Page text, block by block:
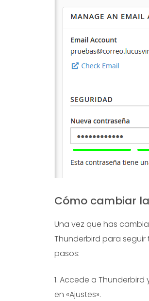
Cómo cambiar
Una vez que has
Thunderbird para
pasos:
1. Accede a
en «Ajustes».